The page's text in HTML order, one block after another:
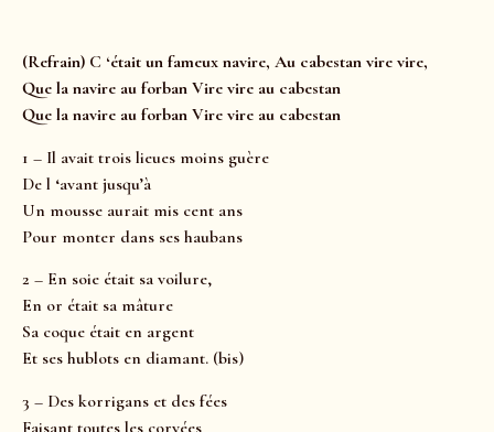
(Refrain) C ‘était un fameux navire, Au cabestan vire vire,
Que la navire au forban Vire vire au cabestan
Que la navire au forban Vire vire au cabestan
1 – Il avait trois lieues moins guère
De l ‘avant jusqu’à
Un mousse aurait mis cent ans
Pour monter dans ses haubans
2 – En soie était sa voilure,
En or était sa mâture
Sa coque était en argent
Et ses hublots en diamant. (bis)
3 – Des korrigans et des fées
Faisant toutes les corvées